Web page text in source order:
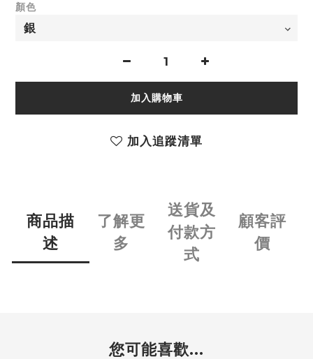
顏色
加入購物車
加入追蹤清單
商品描
述
了解更
多
送貨及
付款方
式
顧客評
價
您可能喜歡...